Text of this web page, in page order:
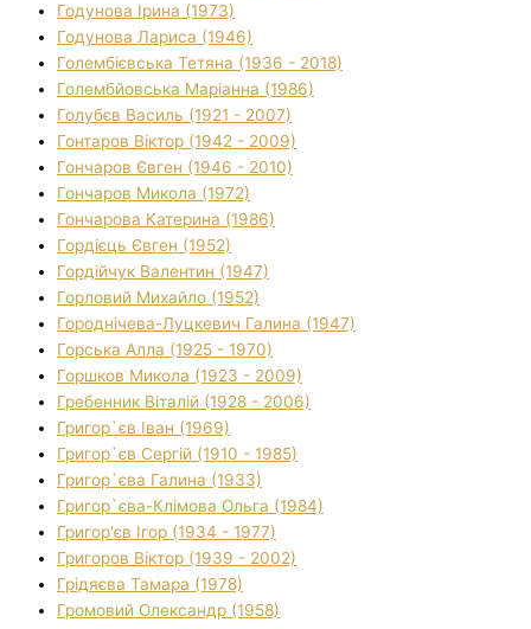
Годунова Ірина (1973)
Годунова Лариса (1946)
Голембієвська Тетяна (1936 - 2018)
Голембйовська Маріанна (1986)
Голубєв Василь (1921 - 2007)
Гонтаров Віктор (1942 - 2009)
Гончаров Євген (1946 - 2010)
Гончаров Микола (1972)
Гончарова Катерина (1986)
Гордієць Євген (1952)
Гордійчук Валентин (1947)
Горловий Михайло (1952)
Городнічева-Луцкевич Галина (1947)
Горська Алла (1925 - 1970)
Горшков Микола (1923 - 2009)
Гребенник Віталій (1928 - 2006)
Григор`єв Іван (1969)
Григор`єв Сергій (1910 - 1985)
Григор`єва Галина (1933)
Григор`єва-Клімова Ольга (1984)
Григор'єв Ігор (1934 - 1977)
Григоров Віктор (1939 - 2002)
Грідяєва Тамара (1978)
Громовий Олександр (1958)